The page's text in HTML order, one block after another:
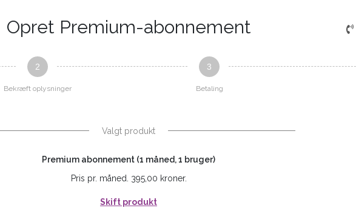
Opret Premium-abonnement
2
Bekræft oplysninger
3
Betaling
Valgt produkt
Premium abonnement (1 måned, 1 bruger)
Pris pr. måned. 395,00 kroner.
Skift produkt